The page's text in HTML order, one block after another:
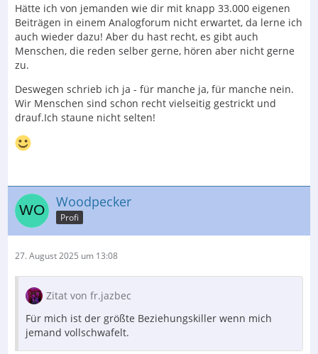
Hätte ich von jemanden wie dir mit knapp 33.000 eigenen
Beiträgen in einem Analogforum nicht erwartet, da lerne ich
auch wieder dazu! Aber du hast recht, es gibt auch
Menschen, die reden selber gerne, hören aber nicht gerne
zu.
Deswegen schrieb ich ja - für manche ja, für manche nein.
Wir Menschen sind schon recht vielseitig gestrickt und
drauf.Ich staune nicht selten!
Woodpecker
Profi
27. August 2025 um 13:08
Zitat von fr.jazbec
Für mich ist der größte Beziehungskiller wenn mich
jemand vollschwafelt.